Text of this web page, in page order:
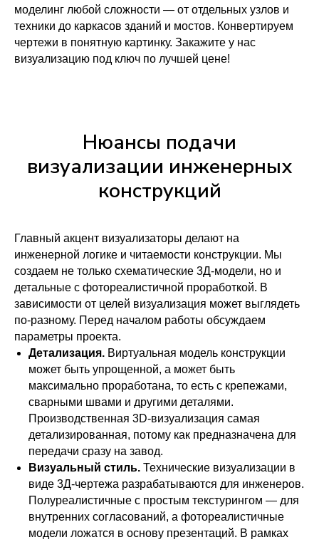
моделинг любой сложности — от отдельных узлов и
техники до каркасов зданий и мостов. Конвертируем
чертежи в понятную картинку. Закажите у нас
визуализацию под ключ по лучшей цене!
Нюансы подачи
визуализации инженерных
конструкций
Главный акцент визуализаторы делают на
инженерной логике и читаемости конструкции. Мы
создаем не только схематические 3Д-модели, но и
детальные с фотореалистичной проработкой. В
зависимости от целей визуализация может выглядеть
по-разному. Перед началом работы обсуждаем
параметры проекта.
Детализация. Виртуальная модель конструкции
может быть упрощенной, а может быть
максимально проработана, то есть с крепежами,
сварными швами и другими деталями.
Производственная 3D-визуализация самая
детализированная, потому как предназначена для
передачи сразу на завод.
Визуальный стиль. Технические визуализации в
виде 3Д-чертежа разрабатываются для инженеров.
Полуреалистичные с простым текстурингом — для
внутренних согласований, а фотореалистичные
модели ложатся в основу презентаций. В рамках